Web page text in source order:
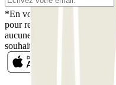
*En vous inscrivant, vous
pour recevoir des
aucune obligation, vous
souhaitez dans la même